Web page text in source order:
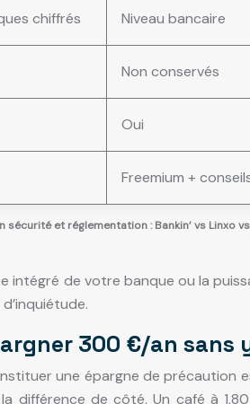
sécurité et réglementation : Bankin’ vs Linxo
chiffrés Niveau bancaire
Non conservés
Oui
Freemium +
de votre banque ou la
300 €/an
une épargne de
différence de côté. Un café à